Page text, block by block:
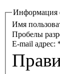
Информация
Имя
Пробелы
E-mail адрес: